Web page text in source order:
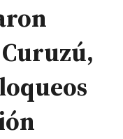
Curuzú,